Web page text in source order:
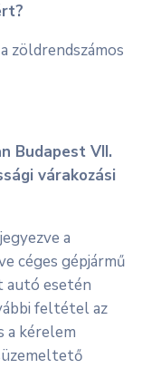
zöldrendszámos
Budapest VII.
várakozási
a
céges gépjármű
autó esetén
feltétel az
a kérelem